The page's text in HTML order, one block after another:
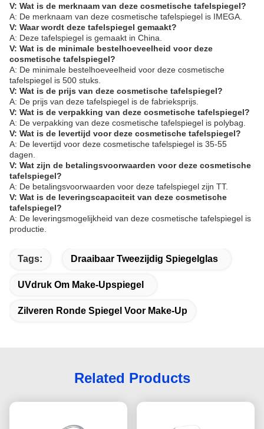
V: Wat is de merknaam van deze cosmetische tafelspiegel?
A: De merknaam van deze cosmetische tafelspiegel is IMEGA.
V: Waar wordt deze tafelspiegel gemaakt?
A: Deze tafelspiegel is gemaakt in China.
V: Wat is de minimale bestelhoeveelheid voor deze
cosmetische tafelspiegel?
A: De minimale bestelhoeveelheid voor deze cosmetische
tafelspiegel is 500 stuks.
V: Wat is de prijs van deze cosmetische tafelspiegel?
A: De prijs van deze tafelspiegel is de fabrieksprijs.
V: Wat is de verpakking van deze cosmetische tafelspiegel?
A: De verpakking van deze cosmetische tafelspiegel is polybag.
V: Wat is de levertijd voor deze cosmetische tafelspiegel?
A: De levertijd voor deze cosmetische tafelspiegel is 35-55
dagen.
V: Wat zijn de betalingsvoorwaarden voor deze cosmetische
tafelspiegel?
A: De betalingsvoorwaarden voor deze tafelspiegel zijn TT.
V: Wat is de leveringscapaciteit van deze cosmetische
tafelspiegel?
A: De leveringsmogelijkheid van deze cosmetische tafelspiegel is
productie.
Tags: Draaibaar Tweezijdig Spiegelglas
UVdruk Om Make-Upspiegel
Zilveren Ronde Spiegel Voor Make-Up
Related Products